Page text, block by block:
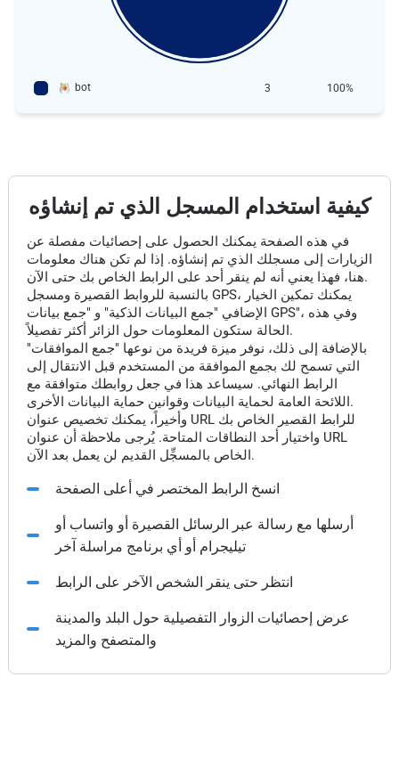
bot 3 100%
كيفية استخدام المسجل الذي تم إنشاؤه
في هذه الصفحة يمكنك الحصول على إحصائيات مفصلة عن
الزيارات إلى مسجلك الذي تم إنشاؤه. إذا لم تكن هناك معلومات
هنا، فهذا يعني أنه لم ينقر أحد على الرابط الخاص بك حتى الآن.
بالنسبة للروابط القصيرة ومسجل GPS، يمكنك تمكين الخيار
الإضافي "جمع البيانات الذكية" و "جمع بيانات GPS"، وفي هذه
الحالة ستكون المعلومات حول الزائر أكثر تفصيلاً.
بالإضافة إلى ذلك، نوفر ميزة فريدة من نوعها "جمع الموافقات"
التي تسمح لك بجمع الموافقة من المستخدم قبل الانتقال إلى
الرابط النهائي. سيساعد هذا في جعل روابطك متوافقة مع
اللائحة العامة لحماية البيانات وقوانين حماية البيانات الأخرى.
وأخيراً، يمكنك تخصيص عنوان URL للرابط القصير الخاص بك
واختيار أحد النطاقات المتاحة. يُرجى ملاحظة أن عنوان URL
الخاص بالمسجِّل القديم لن يعمل بعد الآن.
انسخ الرابط المختصر في أعلى الصفحة
أرسلها مع رسالة عبر الرسائل القصيرة أو واتساب أو
تيليجرام أو أي برنامج مراسلة آخر
انتظر حتى ينقر الشخص الآخر على الرابط
عرض إحصائيات الزوار التفصيلية حول البلد والمدينة
والمتصفح والمزيد